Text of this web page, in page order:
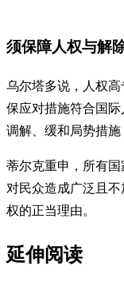
须保障人权与解
乌尔塔多说，人权高
保应对措施符合国
调解、缓和局势措施
蒂尔克重申，所有
对民众造成广泛且
权的正当理由。
延伸阅读